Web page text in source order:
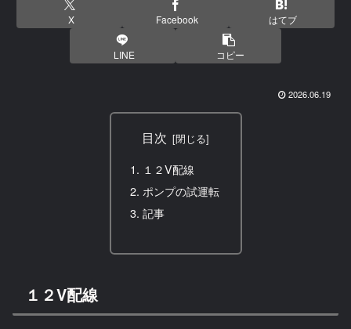
X Facebook はてブ
LINE コピー
2026.06.19
目次
１２V配線
ポンプの試運転
記事
１２V配線